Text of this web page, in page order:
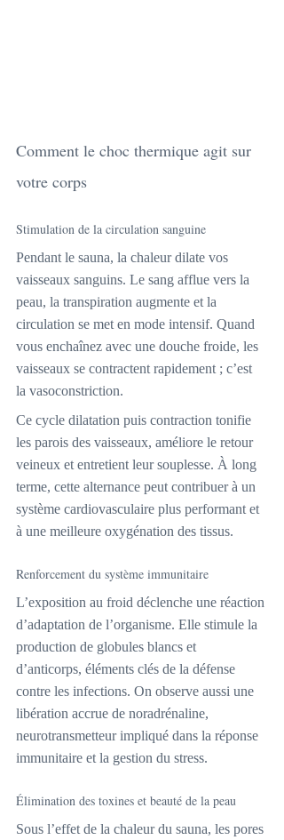
Comment le choc thermique agit sur
votre corps
Stimulation de la circulation sanguine
Pendant le sauna, la chaleur dilate vos
vaisseaux sanguins. Le sang afflue vers la
peau, la transpiration augmente et la
circulation se met en mode intensif. Quand
vous enchaînez avec une douche froide, les
vaisseaux se contractent rapidement ; c’est
la vasoconstriction.
Ce cycle dilatation puis contraction tonifie
les parois des vaisseaux, améliore le retour
veineux et entretient leur souplesse. À long
terme, cette alternance peut contribuer à un
système cardiovasculaire plus performant et
à une meilleure oxygénation des tissus.
Renforcement du système immunitaire
L’exposition au froid déclenche une réaction
d’adaptation de l’organisme. Elle stimule la
production de globules blancs et
d’anticorps, éléments clés de la défense
contre les infections. On observe aussi une
libération accrue de noradrénaline,
neurotransmetteur impliqué dans la réponse
immunitaire et la gestion du stress.
Élimination des toxines et beauté de la peau
Sous l’effet de la chaleur du sauna, les pores